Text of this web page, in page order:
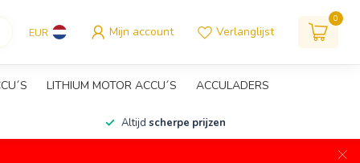
EUR Mijn account Verlanglijst
0
LITHIUM MOTOR ACCU´S ACCULADERS
Altijd scherpe prijzen